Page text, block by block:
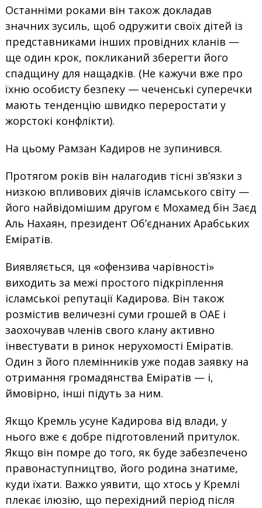
Останніми роками він також докладав
значних зусиль, щоб одружити своїх дітей із
представниками інших провідних кланів —
ще один крок, покликаний зберегти його
спадщину для нащадків. (Не кажучи вже про
їхню особисту безпеку — чеченські суперечки
мають тенденцію швидко переростати у
жорстокі конфлікти).
На цьому Рамзан Кадиров не зупинився.
Протягом років він налагодив тісні зв’язки з
низкою впливових діячів ісламського світу —
його найвідомішим другом є Мохамед бін Заєд
Аль Нахаян, президент Об’єднаних Арабських
Еміратів.
Виявляється, ця «офензива чарівності»
виходить за межі простого підкріплення
ісламської репутації Кадирова. Він також
розмістив величезні суми грошей в ОАЕ і
заохочував членів свого клану активно
інвестувати в ринок нерухомості Еміратів.
Один з його племінників уже подав заявку на
отримання громадянства Еміратів — і,
ймовірно, інші підуть за ним.
Якщо Кремль усуне Кадирова від влади, у
нього вже є добре підготовлений притулок.
Якщо він помре до того, як буде забезпечено
правонаступництво, його родина знатиме,
куди їхати. Важко уявити, що хтось у Кремлі
плекає ілюзію, що перехідний період після